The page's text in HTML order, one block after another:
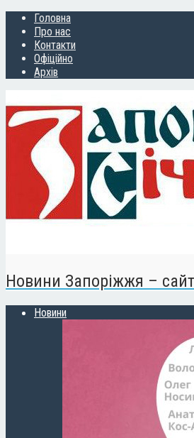
Головна
Про нас
Контакти
Офіційно
Архів
Новини Запоріжжя –
Новини